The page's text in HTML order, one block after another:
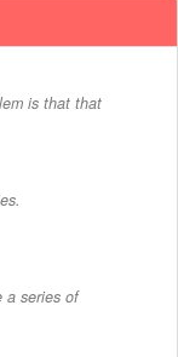
is that that
a series of